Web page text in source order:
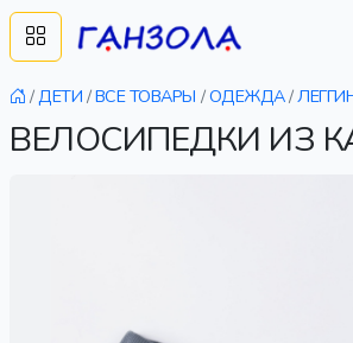
/ДЕТИ /ВСЕ ТОВАРЫ /ОДЕЖДА/
ВЕЛОСИПЕДКИ ИЗ